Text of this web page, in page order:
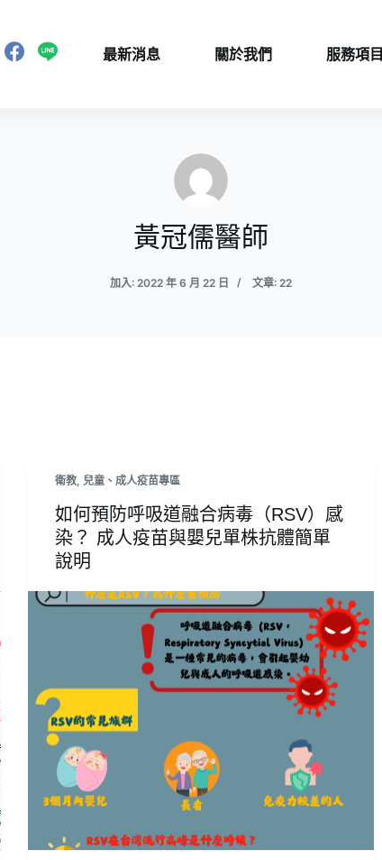
最新消息 關於我們 服務項目
黃冠儒醫師
加入: 2022 年 6 月 22 日 文章: 22
衛教,兒童、成人疫苗專區
如何預防呼吸道融合病毒（RSV）感
染？ 成人疫苗與嬰兒單株抗體簡單
說明